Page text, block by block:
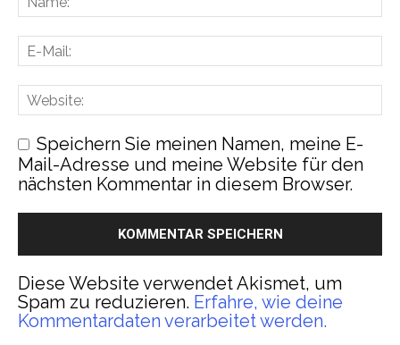
Speichern Sie meinen Namen, meine E-
Mail-Adresse und meine Website für den
nächsten Kommentar in diesem Browser.
Diese Website verwendet Akismet, um
Spam zu reduzieren. Erfahre, wie deine
Kommentardaten verarbeitet werden.